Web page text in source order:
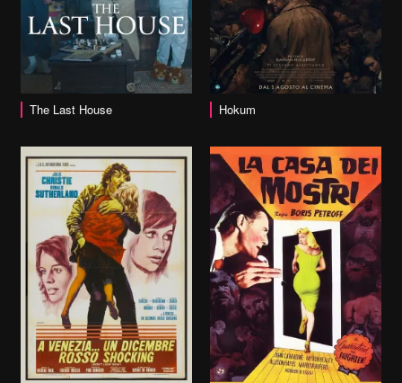
The Last House
vai alla scheda Hokum